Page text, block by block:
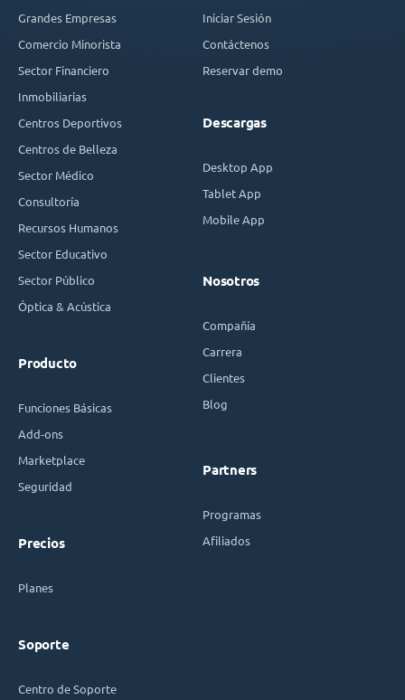
Grandes Empresas
Comercio Minorista
Sector Financiero
Inmobiliarias
Centros Deportivos
Centros de Belleza
Sector Médico
Consultoría
Recursos Humanos
Sector Educativo
Sector Público
Óptica & Acústica
Producto
Funciones Básicas
Add-ons
Marketplace
Seguridad
Precios
Planes
Soporte
Centro de Soporte
Iniciar Sesión
Contáctenos
Reservar demo
Descargas
Desktop App
Tablet App
Mobile App
Nosotros
Compañía
Carrera
Clientes
Blog
Partners
Programas
Afiliados